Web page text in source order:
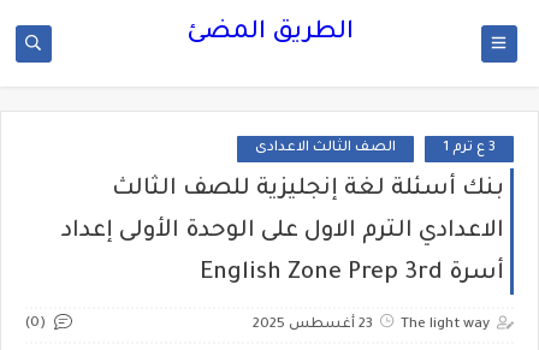
الطريق المضئ
3 ع ترم 1 الصف الثالث الاعدادى
بنك أسئلة لغة إنجليزية للصف الثالث
الاعدادي الترم الاول على الوحدة الأولى إعداد
أسرة English Zone Prep 3rd
The light way 23 أغسطس 2025 (0)